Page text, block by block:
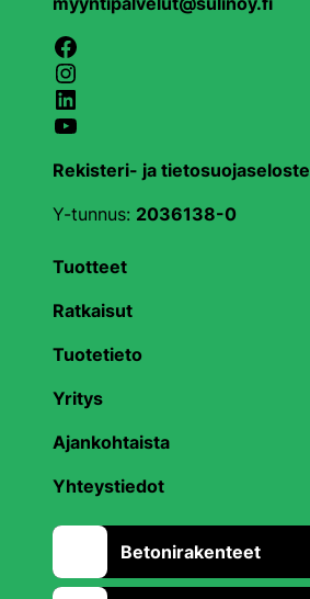
Facebook
Instagram
LinkedIn
YouTube
Rekisteri- ja tietosuojaseloste
Y-tunnus: 2036138-0
Tuotteet
Ratkaisut
Tuotetieto
Yritys
Ajankohtaista
Yhteystiedot
Betonirakenteet